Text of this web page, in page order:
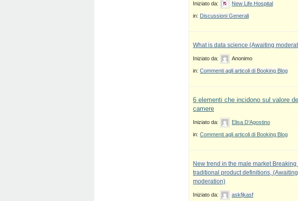
Iniziato da: New Life Hospital
in: Discussioni Generali
What is data science (Awaiting
Iniziato da: Anonimo
in: Commenti agli articoli di Booking Blog
6 elementi che incidono sul valore
camere
Iniziato da: Elisa D’Agostino
in: Commenti agli articoli di Booking Blog
New trend in the male market Breaking
traditional product definitions, (Awaiting
moderation)
Iniziato da: askfjkasf